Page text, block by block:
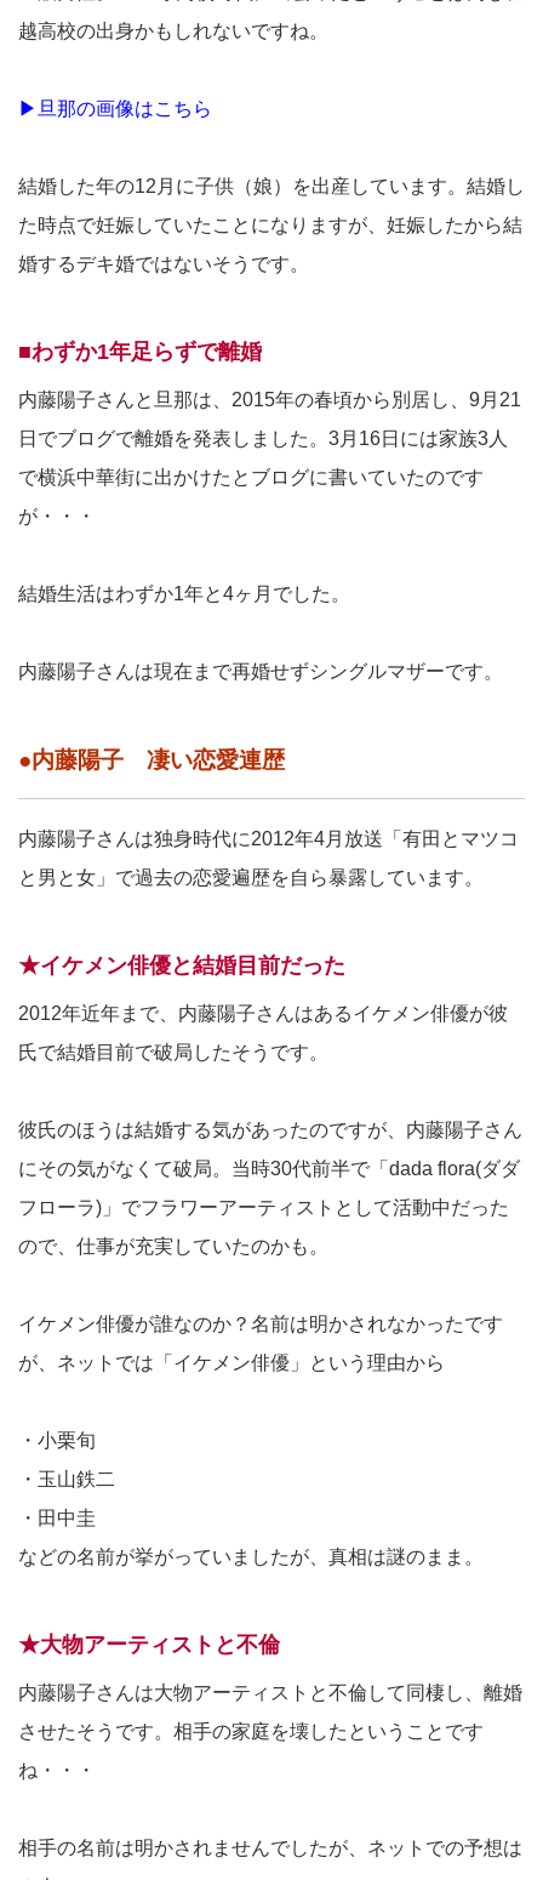
越高校の出身かもしれないですね。
▶旦那の画像はこちら
結婚した年の12月に子供（娘）を出産しています。結婚し
た時点で妊娠していたことになりますが、妊娠したから結
婚するデキ婚ではないそうです。
■わずか1年足らずで離婚
内藤陽子さんと旦那は、2015年の春頃から別居し、9月21
日でブログで離婚を発表しました。3月16日には家族3人
で横浜中華街に出かけたとブログに書いていたのです
が・・・
結婚生活はわずか1年と4ヶ月でした。
内藤陽子さんは現在まで再婚せずシングルマザーです。
●内藤陽子 凄い恋愛連歴
内藤陽子さんは独身時代に2012年4月放送「有田とマツコ
と男と女」で過去の恋愛遍歴を自ら暴露しています。
★イケメン俳優と結婚目前だった
2012年近年まで、内藤陽子さんはあるイケメン俳優が彼
氏で結婚目前で破局したそうです。
彼氏のほうは結婚する気があったのですが、内藤陽子さん
にその気がなくて破局。当時30代前半で「dada flora(ダダ
フローラ)」でフラワーアーティストとして活動中だった
ので、仕事が充実していたのかも。
イケメン俳優が誰なのか？名前は明かされなかったです
が、ネットでは「イケメン俳優」という理由から
・小栗旬
・玉山鉄二
・田中圭
などの名前が挙がっていましたが、真相は謎のまま。
★大物アーティストと不倫
内藤陽子さんは大物アーティストと不倫して同棲し、離婚
させたそうです。相手の家庭を壊したということです
ね・・・
相手の名前は明かされませんでしたが、ネットでの予想は